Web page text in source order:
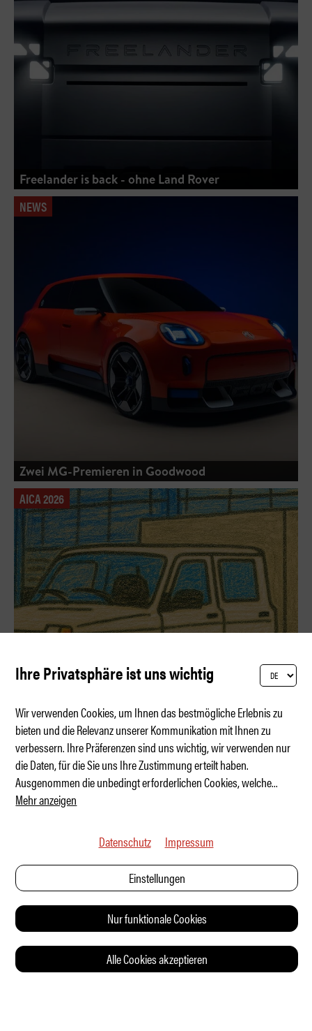
Freelander is back - ohne Land Rover
NEWS
Zwei MG-Premieren in Goodwood
AICA 2026
Das beste Auto für die Zombie-Apokalypse
Ihre Privatsphäre ist uns wichtig
Wir verwenden Cookies, um Ihnen das bestmögliche Erlebnis zu
bieten und die Relevanz unserer Kommunikation mit Ihnen zu
verbessern. Ihre Präferenzen sind uns wichtig, wir verwenden nur
die Daten, für die Sie uns Ihre Zustimmung erteilt haben.
Ausgenommen die unbedingt erforderlichen Cookies, welche...
Mehr anzeigen
Datenschutz Impressum
Einstellungen
Nur funktionale Cookies
Alle Cookies akzeptieren